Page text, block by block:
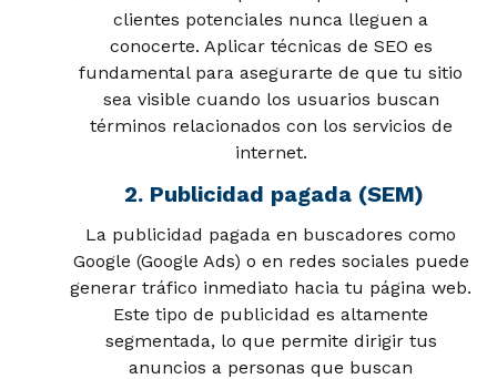
clientes potenciales nunca lleguen a
conocerte. Aplicar técnicas de SEO es
fundamental para asegurarte de que tu sitio
sea visible cuando los usuarios buscan
términos relacionados con los servicios de
internet.
2. Publicidad pagada (SEM)
La publicidad pagada en buscadores como
Google (Google Ads) o en redes sociales puede
generar tráfico inmediato hacia tu página web.
Este tipo de publicidad es altamente
segmentada, lo que permite dirigir tus
anuncios a personas que buscan